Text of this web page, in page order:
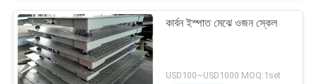
কার্বন ইস্পাত মেঝে ওজন স্কেল
USD100~USD1000 MOQ:1set